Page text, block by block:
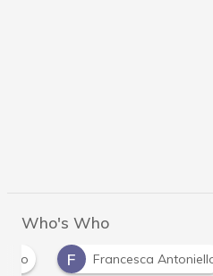
Who's Who
F Francesca